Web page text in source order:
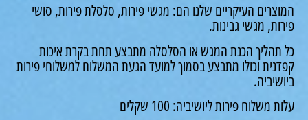
העיקריים שלנו הם: מגשי פירות, סלסלת פירות, סושי
מגשי גבינות.
הכנת המגש או הסלסלה מתבצע תחת בקרת איכות
וכולו מתבצע בסמוך למועד הגעת המשלוח למשלוחי פירות
פירות ליושיביה: 100 שקלים